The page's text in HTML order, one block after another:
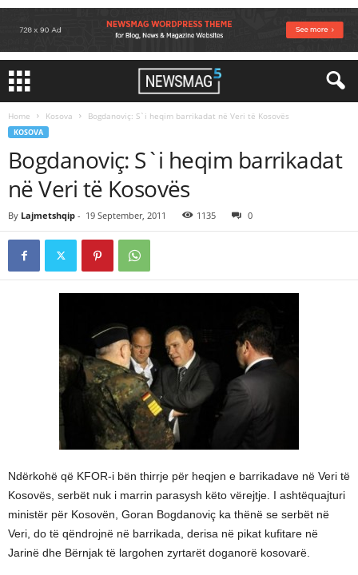
Home Kosova Bogdanoviç: S`i heqim barrikadat në Veri të Kosovës
KOSOVA
Bogdanoviç: S`i heqim barrikadat
në Veri të Kosovës
By Lajmetshqip - 19 September, 2011 1135 0
Ndërkohë që KFOR-i bën thirrje për heqjen e barrikadave në Veri të
Kosovës, serbët nuk i marrin parasysh këto vërejtje. I ashtëquajturi
ministër për Kosovën, Goran Bogdanoviç ka thënë se serbët në
Veri, do të qëndrojnë në barrikada, derisa në pikat kufitare në
Jarinë dhe Bërnjak të largohen zyrtarët doganorë kosovarë.